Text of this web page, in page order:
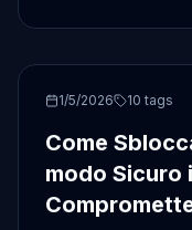
PDF security
1/5/2026 10 tags
Come
modo Sicuro